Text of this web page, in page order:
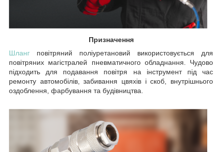
Призначення
Шланг повітряний поліуретановий використовується для
повітряних магістралей пневматичного обладнання. Чудово
підходить для подавання повітря на інструмент під час
ремонту автомобілів, забивання цвяхів і скоб, внутрішнього
оздоблення, фарбування та будівництва.